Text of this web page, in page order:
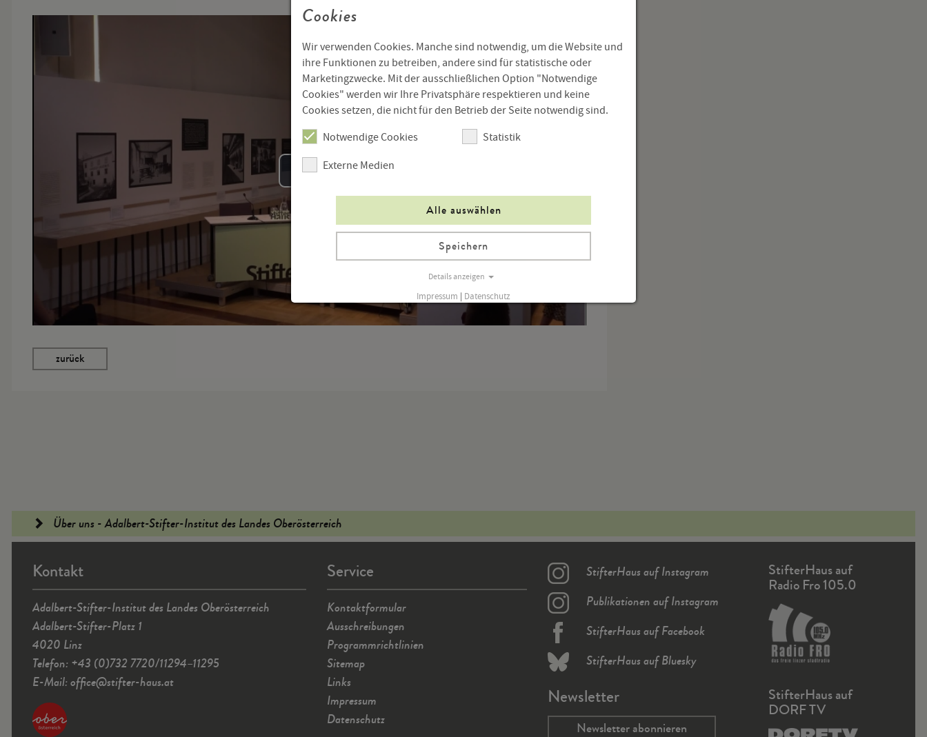
Fußleiste Über uns - Adalbert-Stifter-Institut des Landes Oberösterreich
Kontakt
Adalbert-Stifter-Institut des Landes Oberösterreich
Adalbert-Stifter-Platz 1
4020 Linz
Telefon: +43 (0)732 7720/11294–11295
E-Mail:office@stifter-haus.at
Service
Kontaktformular
Ausschreibungen
Programmrichtlinien
Sitemap
Links
Impressum
Datenschutz
StifterHaus auf Instagram
Publikationen auf Instagram
StifterHaus auf Facebook
StifterHaus auf Bluesky
Newsletter
Newsletter abonnieren
StifterHaus auf
Radio Fro 105.0
StifterHaus auf
DORF TV
Cookies
Wir verwenden Cookies. Manche sind notwendig, um die Website und
ihre Funktionen zu betreiben, andere sind für statistische oder
Marketingzwecke. Mit der ausschließlichen Option "Notwendige
Cookies" werden wir Ihre Privatsphäre respektieren und keine
Cookies setzen, die nicht für den Betrieb der Seite notwendig sind.
Notwendige Cookies
Statistik
Externe Medien
Alle auswählen
Speichern
Details anzeigen
Impressum | Datenschutz